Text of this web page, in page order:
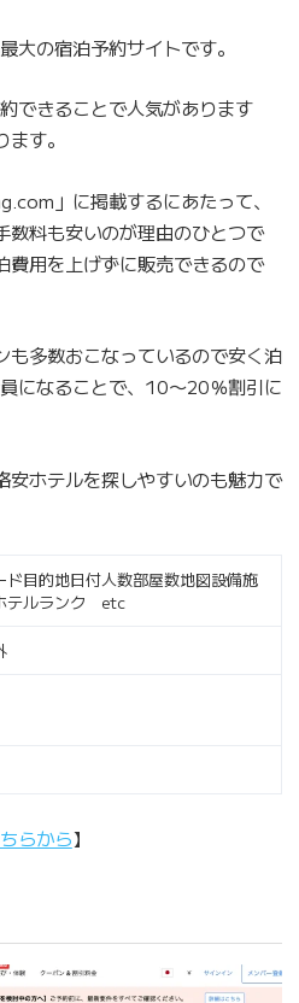
大の宿泊予約サイトです。
できることで人気があります
す。
」に掲載するにあたって、
数料も安いのが理由のひとつで
費用を上げずに販売できるので
も多数おこなっているので安く泊
になることで、10〜20％割引に
安ホテルを探しやすいのも魅力で
ド目的地日付人数部屋数地図設備施
テルランク etc
らから】